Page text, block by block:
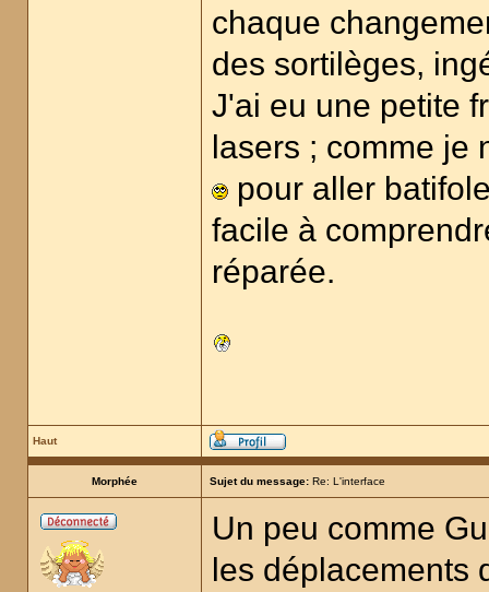
chaque
des sortilèges,
J'ai eu une petite
lasers ; comme je
pour aller
facile à
réparée.
Haut
Morphée Sujet du message: Re: L'interface
Un peu comme
les déplacements